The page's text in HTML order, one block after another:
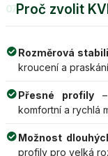
07Proč zvolit
Rozměrová
kroucení a
Přesné profily
komfortní a rychlá
Možnost
profily pro velká